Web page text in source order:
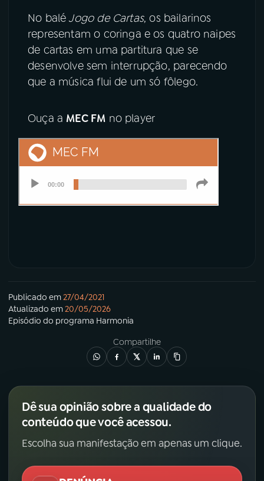
No balé Jogo de Cartas, os bailarinos
representam o coringa e os quatro naipes
de cartas em uma partitura que se
desenvolve sem interrupção, parecendo
que a música flui de um só fôlego.
Ouça a MEC FM no player
Publicado em27/04/2021
Atualizado em20/05/2026
Episódio do programa Harmonia
Compartilhe
Dê sua opinião sobre a qualidade do
conteúdo que você acessou.
Escolha sua manifestação em apenas um clique.